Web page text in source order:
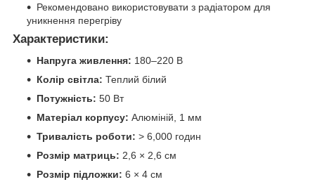
Рекомендовано використовувати з радіатором для
уникнення перегріву
Характеристики:
Напруга живлення: 180–220 В
Колір світла: Теплий білий
Потужність: 50 Вт
Матеріал корпусу: Алюміній, 1 мм
Тривалість роботи: > 6,000 годин
Розмір матриць: 2,6 × 2,6 см
Розмір підложки: 6 × 4 см